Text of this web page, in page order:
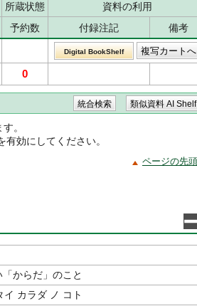
所蔵状態
資料の利用
予約数 付録注記
備考
Digital BookShelf
0
。
効にしてください。
ページの先
からだ」のこと
カラダ ノ コト